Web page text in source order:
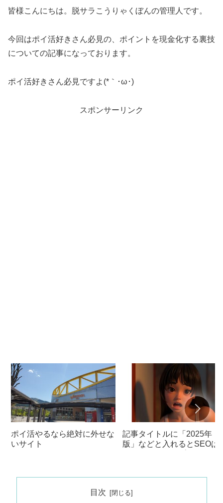
皆様こんにちは。脱サラこうりゃくぼんの管理人です。
今回はポイ活好きさん必見の、ポイントを現金化する裏技
についての記事になっております。
ポイ活好きさん必見ですよ(*｀･ω･)ゞ
スポンサーリンク
ポイ活やるなら絶対に外せな
いサイト
記事タイトルに「2025年
版」などと入れるとSEOは
目次